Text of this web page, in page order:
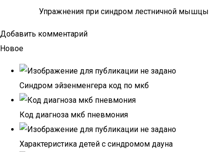
Упражнения при синдром лестничной мышцы
Добавить комментарий
Новое
Синдром эйзенменгера код по мкб
Код диагноза мкб пневмония
Характеристика детей с синдромом дауна